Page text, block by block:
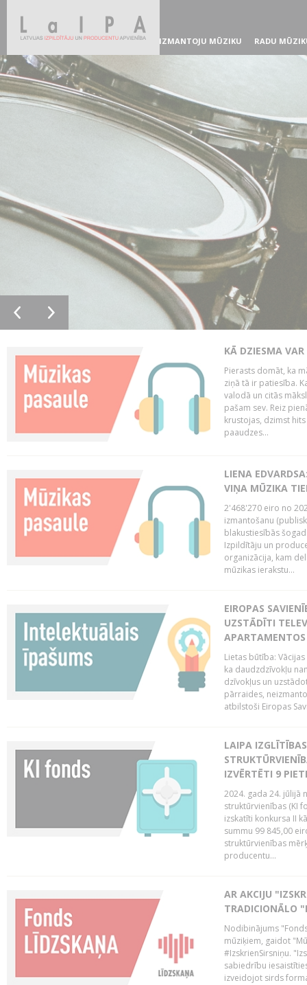
IZMANTOJU MŪZIKU RADU
KĀ DZIESMA
Pierasts domāt, ka
ziņā tā ir patiesība.
valodā un citās
pašam sev. Reiz
krustojas, dzimst
paaudzes...
LIENA
VIŅA MŪZIKA
2'468'270 eiro no
izmantošanu
blakustiesībās
Izpildītāju un
organizācija, kam
mūzikas ierakstu...
EIROPAS
UZSTĀDĪTI
Lietas būtība:
ka daudzdzīvokļu
dzīvokļus un
pārraides,
atbilstoši Eiropas
LAIPA
IZVĒRTĒTI 9
2024. gada 24. jūlijā
struktūrvienības (KI
izskatīti konkursa II
summu 99 845,00
struktūrvienības
producentu...
AR AKCIJU
TRADICIONĀLO
Nodibinājums
mūziķiem, gaidot
#IzskrienSirsniņu.
sabiedrību
izveidojot sirds